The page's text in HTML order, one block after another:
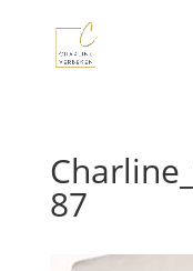
87